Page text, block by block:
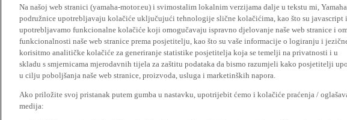
Na našoj web stranici (yamaha-motor.eu) i svimostalim lokalnim verzijama dalje u tekstu mi,
podružnice upotrebljavaju kolačiće uključujući tehnologije slične kolačićima, kao što su javascript
upotrebljavamo funkcionalne kolačiće koji omogučavaju ispravno djelovanje naše web stranice i
funkcionalnosti naše web stranice prema posjetitelju, kao što su vaše informacije o logiranju i
korisitmo analitičke kolačiće za generiranje statistike posjetitelja koja se temelji na privatnosti i u
skladu s smjernicama mjerodavnih tijela za zaštitu podataka da bismo razumjeli kako posjetitelji
u cilju poboljšanja naše web stranice, proizvoda, usluga i marketinških napora.
Ako priložite svoj pristanak putem gumba u nastavku, upotrijebit ćemo i kolačiće praćenja /
medija: